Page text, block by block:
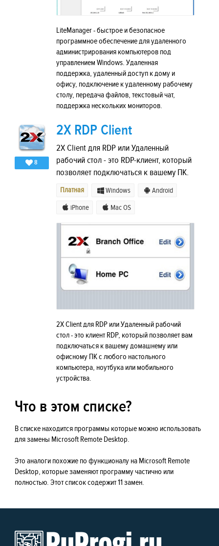
LiteManager - быстрое и безопасное
программное обеспечение для удаленного
администрирования компьютеров под
управлением Windows. Удаленная
поддержка, удаленный доступ к дому и
офису, подключение к удаленному рабочему
столу, передача файлов, текстовый чат,
поддержка нескольких мониторов.
8
2X RDP Client
2X Client для RDP или Удаленный
рабочий стол - это RDP-клиент, который
позволяет подключаться к вашему ПК.
Платная Windows Android
iPhone Mac OS
2X Client для RDP или Удаленный рабочий
стол - это клиент RDP, который позволяет вам
подключаться к вашему домашнему или
офисному ПК с любого настольного
компьютера, ноутбука или мобильного
устройства.
Что в этом списке?
В списке находится программы которые можно использовать
для замены Microsoft Remote Desktop.
Это аналоги похожие по функционалу на Microsoft Remote
Desktop, которые заменяют программу частично или
полностью. Этот список содержит 11 замен.